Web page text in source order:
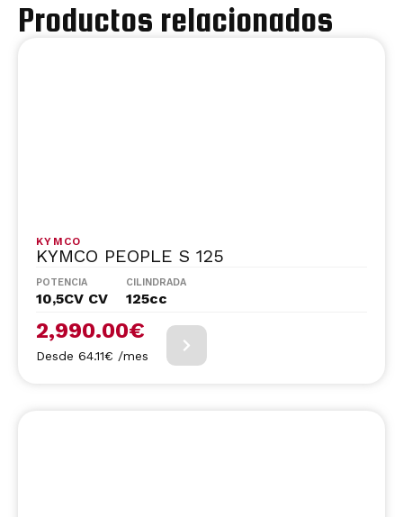
Productos relacionados
KYMCO
KYMCO PEOPLE S 125
POTENCIA
10,5CV CV
CILINDRADA
125cc
2,990.00€
Desde 64.11€ /mes